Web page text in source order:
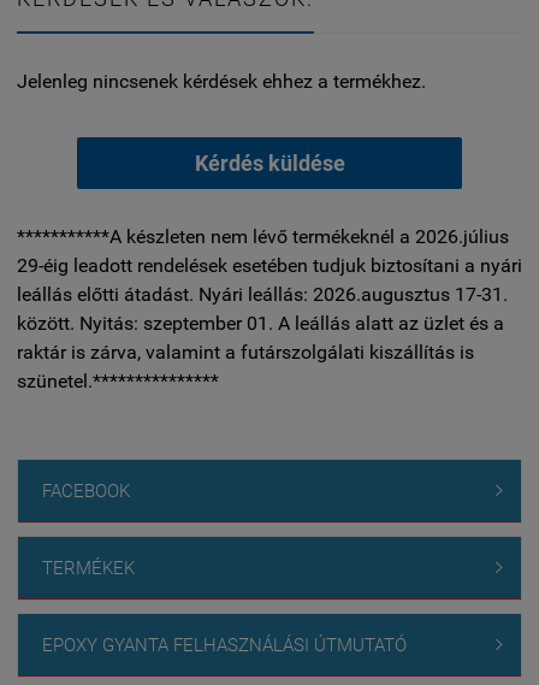
Jelenleg nincsenek kérdések ehhez a termékhez.
Kérdés küldése
***********A készleten nem lévő termékeknél a 2026.július
29-éig leadott rendelések esetében tudjuk biztosítani a nyári
leállás előtti átadást. Nyári leállás: 2026.augusztus 17-31.
között. Nyitás: szeptember 01. A leállás alatt az üzlet és a
raktár is zárva, valamint a futárszolgálati kiszállítás is
szünetel.***************
FACEBOOK 
TERMÉKEK 
EPOXY GYANTA FELHASZNÁLÁSI ÚTMUTATÓ 